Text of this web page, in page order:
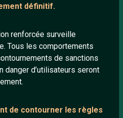
définitif.
renforcée surveille
Tous les comportements
de sanctions
danger d’utilisateurs seront
de contourner les règles